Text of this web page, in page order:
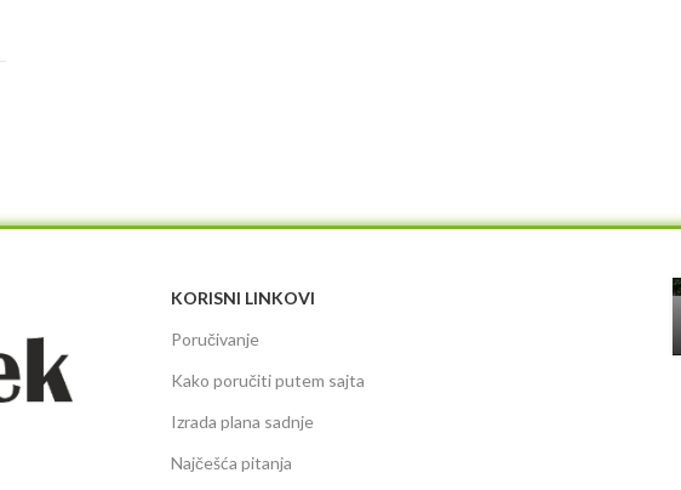
KORISNI LINKOVI
Poručivanje
Kako poručiti putem sajta
Izrada plana sadnje
Najčešća pitanja